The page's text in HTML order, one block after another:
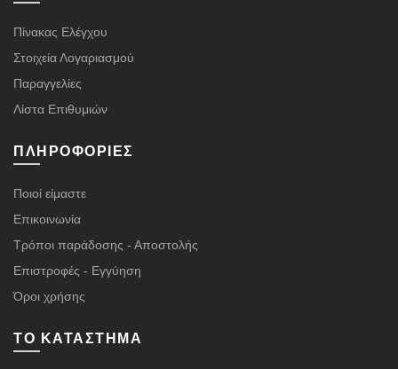
Πίνακας Ελέγχου
Στοιχεία Λογαριασμού
Παραγγελίες
Λίστα Επιθυμιών
ΠΛΗΡΟΦΟΡΊΕΣ
Ποιοί είμαστε
Επικοινωνία
Τρόποι παράδοσης - Αποστολής
Επιστροφές - Εγγύηση
Όροι χρήσης
ΤΟ ΚΑΤΆΣΤΗΜΑ